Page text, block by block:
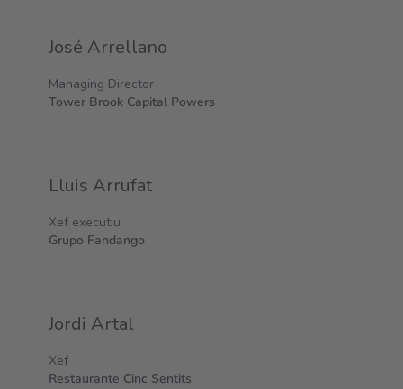
José Arrellano
Managing Director
Tower Brook Capital Powers
Lluis Arrufat
Xef executiu
Grupo Fandango
Jordi Artal
Xef
Restaurante Cinc Sentits